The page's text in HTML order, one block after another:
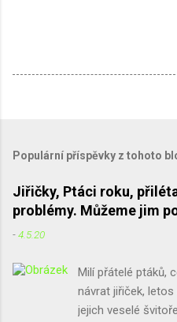
Populární příspěvky z tohoto
Jiřičky, Ptáci roku,
problémy. Můžeme jim
-4.5.20
Milí přátelé ptáků,
návrat jiřiček,
jejich veselé